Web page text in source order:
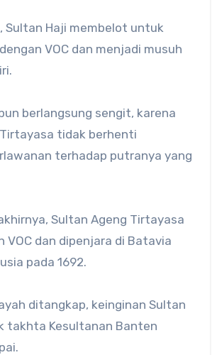
Sultan Haji membelot untuk
VOC dan menjadi musuh
berlangsung sengit, karena
tidak berhenti
terhadap putranya yang
Sultan Ageng Tirtayasa
VOC dan dipenjara di Batavia
pada 1692.
ditangkap, keinginan Sultan
takhta Kesultanan Banten